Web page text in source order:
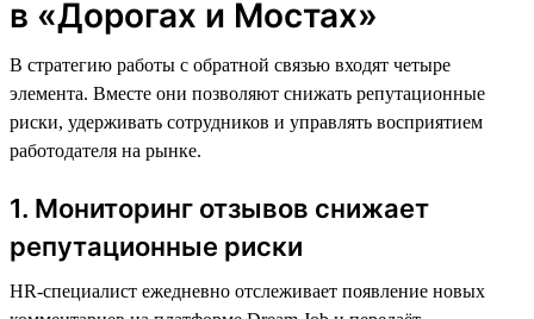
в «Дорогах и Мостах»
В стратегию работы с обратной связью входят четыре
элемента. Вместе они позволяют снижать репутационные
риски, удерживать сотрудников и управлять восприятием
работодателя на рынке.
1. Мониторинг отзывов снижает
репутационные риски
HR-специалист ежедневно отслеживает появление новых